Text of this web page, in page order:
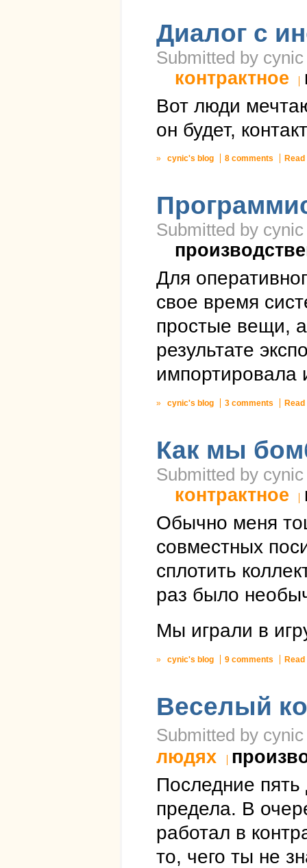
Диалог с
Submitted by
контрактное
Вот люди
он будет,
» cynic's blog 8 comments
Submitted by
Для
свое время
простые вещи,
результате
импортировала
» cynic's blog 3 comments
Как мы
Submitted by
контрактное
Обычно меня
совместных
сплотить
раз было
Мы играли в
» cynic's blog 9 comments
Веселый
Submitted by
людях
Последние
предела. В
работал в
то, чего ты не